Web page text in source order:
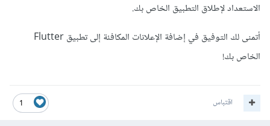
الاستعداد لإطلاق التطبيق الخاص بك.
أتمنى لك التوفيق في إضافة الإعلانات المكافئة إلى تطبيق Flutter
الخاص بك!
1 اقتباس